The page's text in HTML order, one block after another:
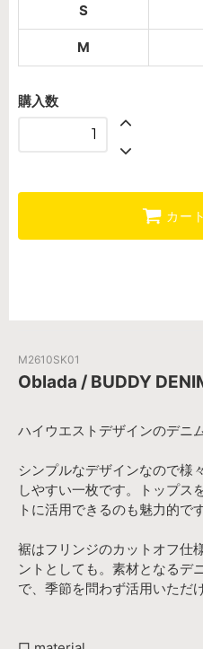
S
M
購入数
カー
M2610SK01
Oblada / BUDDY
ハイウエストデザインのデニ
シンプルなデザインなので様
しやすい一枚です。トップス
トに活用できるのも魅力的です
裾はフリンジのカットオフ仕
ントとしても。素材となるデ
で、季節を問わず活用いただ